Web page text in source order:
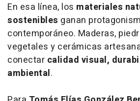
En esa línea, los materiales
sostenibles ganan
contemporáneo. Maderas,
vegetales y cerámicas
conectar calidad visual,
ambiental.